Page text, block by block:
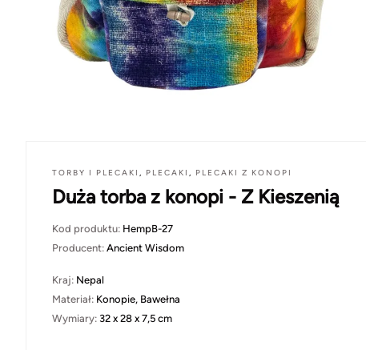
TORBY I PLECAKI , PLECAKI , PLECAKI Z KONOPI
Duża torba z konopi - Z Kieszenią
Kod produktu: HempB-27
Producent: Ancient Wisdom
Kraj: Nepal
Materiał: Konopie, Bawełna
Wymiary: 32 x 28 x 7,5 cm